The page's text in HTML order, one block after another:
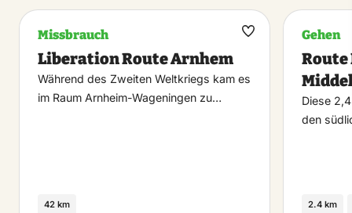
Missbrauch
Liberation Route Arnhem
Während des Zweiten Weltkriegs kam es
im Raum Arnheim-Wageningen zu…
42 km
Maak
Gehen
Route
Diese
den
2.4 km